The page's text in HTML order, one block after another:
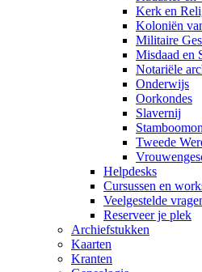
Kerk en
Koloniën
Militaire
Misdaad en
Notariële
Onderwijs
Oorkondes
Slavernij
Tweede
Helpdesks
Cursussen en
Veelgestelde
Reserveer je plek
Archiefstukken
Kaarten
Kranten